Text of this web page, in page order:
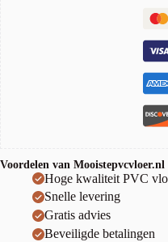
Voordelen van Mooistepvcvloer.nl
Hoge kwaliteit PVC
Snelle levering
Gratis advies
Beveiligde betalingen